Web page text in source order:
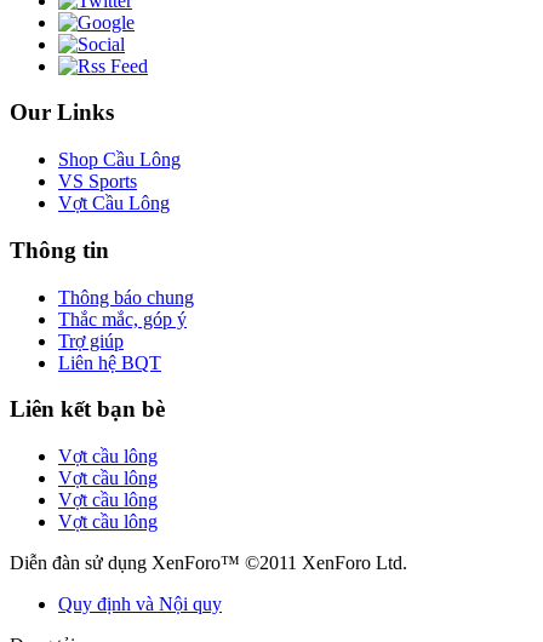
Our Links
Shop Cầu Lông
VS Sports
Vợt Cầu Lông
Thông tin
Thông báo chung
Thắc mắc, góp ý
Trợ giúp
Liên hệ BQT
Liên kết bạn bè
Vợt cầu lông
Vợt cầu lông
Vợt cầu lông
Vợt cầu lông
Diễn đàn sử dụng XenForo™ ©2011 XenForo Ltd.
Quy định và Nội quy